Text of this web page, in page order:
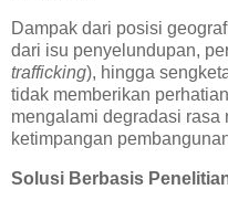
Dampak dari posisi
dari isu penyelundupan,
trafficking), hingga
tidak memberikan
mengalami degradasi rasa
ketimpangan
Solusi Berbasis